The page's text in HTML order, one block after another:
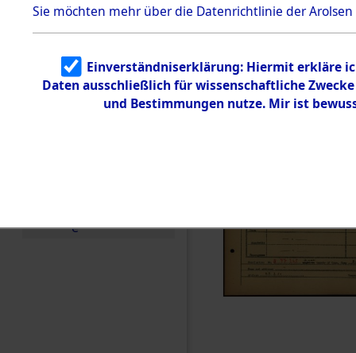
en
5.3.2
Identifizierun
g
5.3.3
Todesmärsch
e
0035
Sie möchten mehr über die Datenrichtlinie der Arolsen
Einverständniserklärung: Hiermit erkläre
Daten ausschließlich für wissenschaftliche
und Bestimmungen nutze. Mir ist